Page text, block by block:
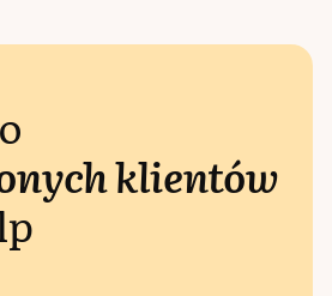
klientów